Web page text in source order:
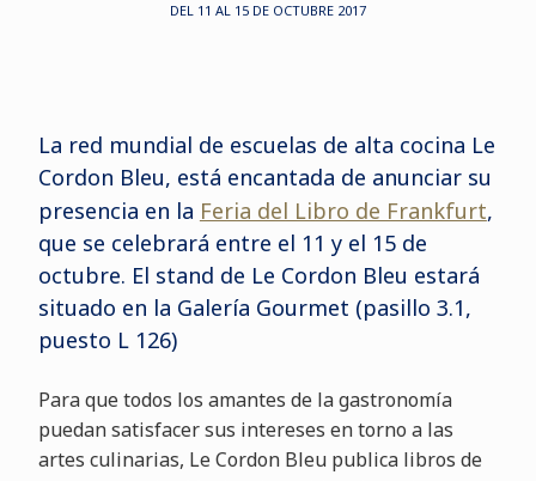
DEL 11 AL 15 DE OCTUBRE 2017
La red mundial de escuelas de alta cocina Le
Cordon Bleu, está encantada de anunciar su
presencia en la Feria del Libro de Frankfurt,
que se celebrará entre el 11 y el 15 de
octubre. El stand de Le Cordon Bleu estará
situado en la Galería Gourmet (pasillo 3.1,
puesto L 126)
Para que todos los amantes de la gastronomía
puedan satisfacer sus intereses en torno a las
artes culinarias, Le Cordon Bleu publica libros de